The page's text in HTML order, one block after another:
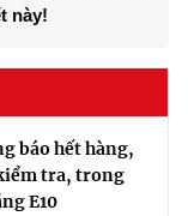
này!
báo hết hàng,
tra, trong
E10